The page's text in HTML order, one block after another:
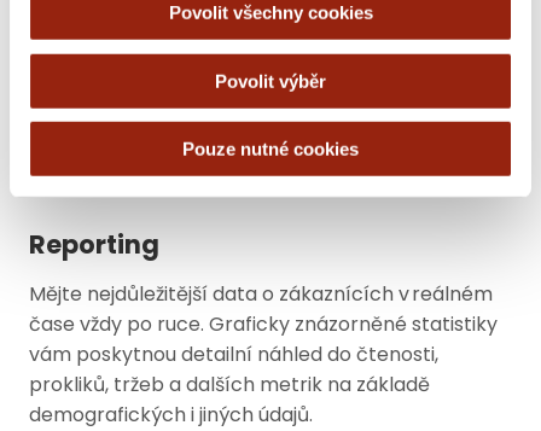
Povolit všechny cookies
Povolit výběr
Pouze nutné cookies
Úspěšnější kampaň se automaticky rozešle na
Reporting
Mějte nejdůležitější data o zákaznících v reálném
čase vždy po ruce. Graficky znázorněné statistiky
vám poskytnou detailní náhled do čtenosti,
prokliků, tržeb a dalších metrik na základě
demografických i jiných údajů.